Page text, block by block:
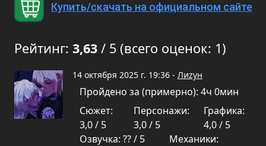
Купить/скачать на официальном сайте
Рейтинг: 3,63 / 5 (всего оценок: 1)
14 октября 2025 г. 19:36 - Лиzун
Пройдено за (примерно): 4ч 0мин
Сюжет:
3,0 / 5
Персонажи:
3,0 / 5
Графика:
4,0 / 5
Озвучка: ?? / 5
Механики: